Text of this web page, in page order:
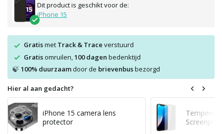
Dit product is geschikt voor de:
iPhone 15
Gratismet Track & Trace verstuurd
Gratisomruilen, 100 dagen bedenktijd
🍃 100% duurzaamdoor de brievenbusbezorgd
Hier al aan gedacht?
iPhone 15 camera lens
protector
Tempered